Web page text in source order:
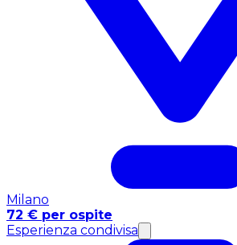
Milano
72 € per ospite
Esperienza condivisa